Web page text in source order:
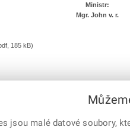
Ministr:
Mgr. John v. r.
185 kB)
jsou malé datové soubory,